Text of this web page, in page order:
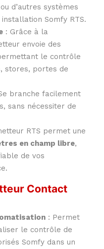
d’autres systèmes
Somfy RTS.
: Grâce à la
envoie des
le contrôle
stores, portes de
branche facilement
sans nécessiter de
RTS permet une
en champ libre,
de vos
Contact
: Permet
le contrôle de
Somfy dans un